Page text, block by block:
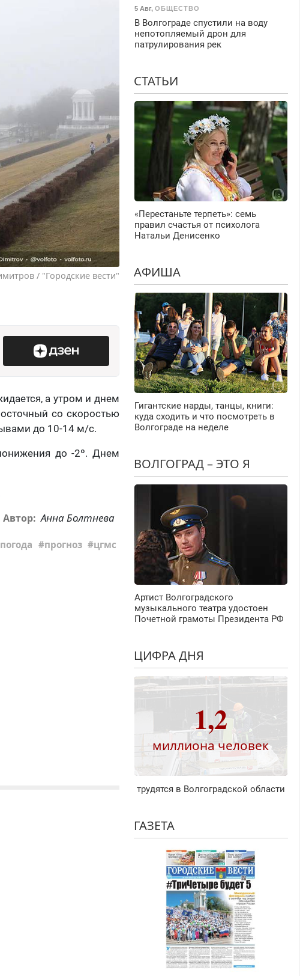
/ "Городские вести"
а утром и днем
со скоростью
до 10-14 м/с.
до -2º. Днем
Автор: Анна Болтнева
погода прогноз цгмс
5 Авг, ОБЩЕСТВО
В Волгограде спустили на воду
непотопляемый дрон для
патрулирования рек
СТАТЬИ
«Перестаньте терпеть»: семь
правил счастья от психолога
Натальи Денисенко
АФИША
Гигантские нарды, танцы, книги:
куда сходить и что посмотреть в
Волгограде на неделе
ВОЛГОГРАД – ЭТО Я
Артист Волгоградского
музыкального театра удостоен
Почетной грамоты Президента РФ
ЦИФРА ДНЯ
1,2
миллиона человек
трудятся в Волгоградской области
ГАЗЕТА